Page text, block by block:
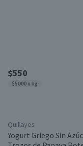
$550
$5000 x kg
Quillayes
Yogurt Griego Sin